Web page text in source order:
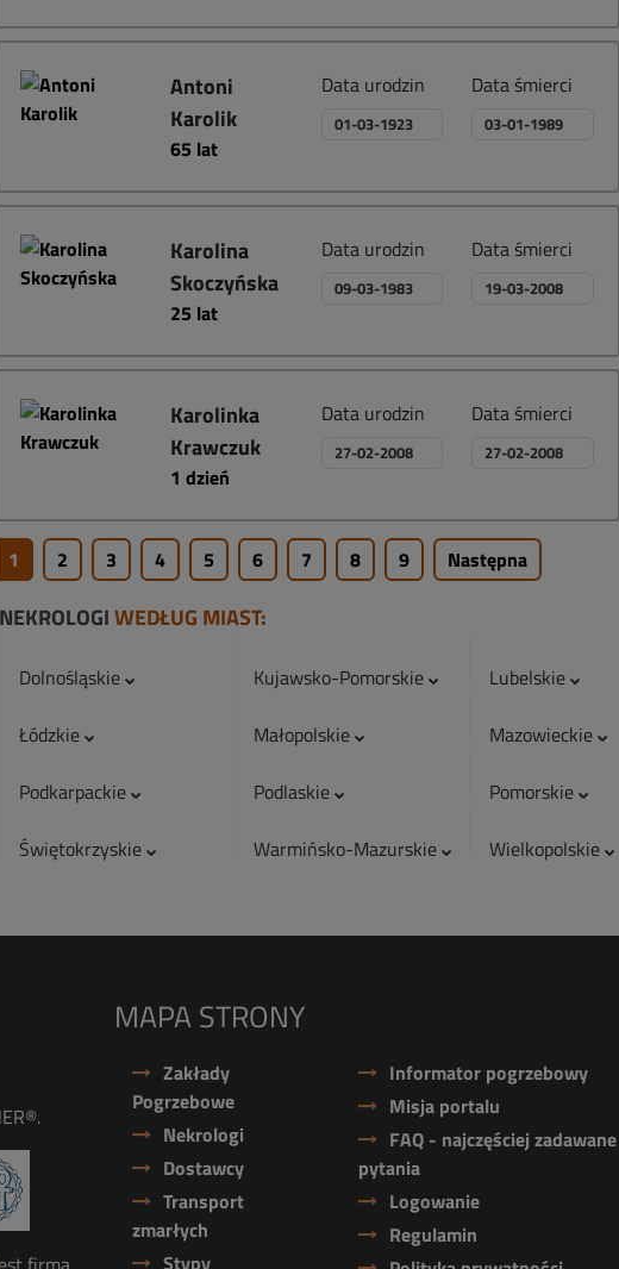
Antoni
Karolik
65 lat
Data urodzin
01-03-1923
Data śmierci
03-01-1989
Karolina
Skoczyńska
25 lat
Data urodzin
09-03-1983
Data śmierci
19-03-2008
Karolinka
Krawczuk
1 dzień
Data urodzin
27-02-2008
Data śmierci
27-02-2008
1 2 3 4 5 6 7 8 9 Następna
NEKROLOGIWEDŁUG MIAST:
Dolnośląskie Kujawsko-Pomorskie Lubelskie
Łódzkie
Małopolskie Mazowieckie
Podkarpackie
Podlaskie Pomorskie
Świętokrzyskie
Warmińsko-Mazurskie Wielkopolskie
MAPA STRONY
Zakłady
Pogrzebowe
Nekrologi
Dostawcy
Transport
zmarłych
Stypy
Informator pogrzebowy
Misja portalu
FAQ - najczęściej zadawane
pytania
Logowanie
Regulamin